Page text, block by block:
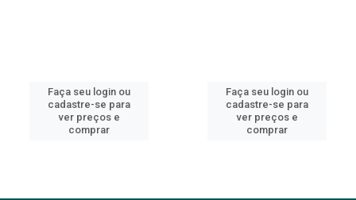
Faça seu login ou
cadastre-se para
ver preços e
comprar
Faça seu login ou
cadastre-se para
ver preços e
comprar